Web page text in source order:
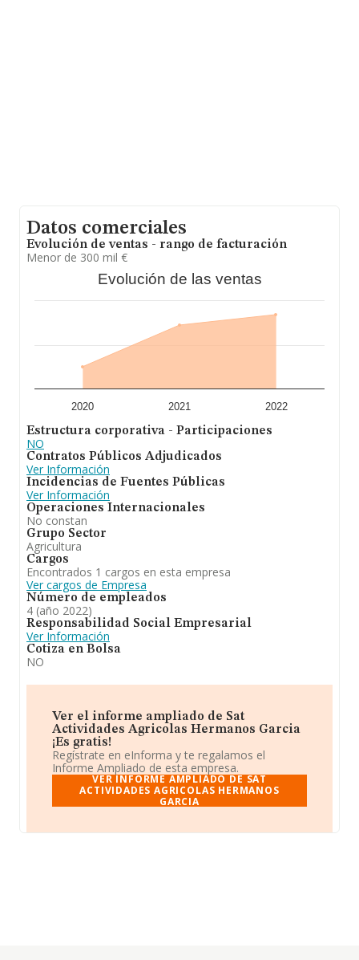
Datos comerciales
Evolución de ventas - rango de facturación
Menor de 300 mil €
Evolución de las ventas
2020 2021 2022
Estructura corporativa - Participaciones
NO
Contratos Públicos Adjudicados
Ver Información
Incidencias de Fuentes Públicas
Ver Información
Operaciones Internacionales
No constan
Grupo Sector
Agricultura
Cargos
Encontrados 1 cargos en esta empresa
Ver cargos de Empresa
Número de empleados
4 (año 2022)
Responsabilidad Social Empresarial
Ver Información
Cotiza en Bolsa
NO
Ver el informe ampliado de Sat
Actividades Agricolas Hermanos Garcia
¡Es gratis!
Regístrate en eInforma y te regalamos el
Informe Ampliado de esta empresa.
VER INFORME AMPLIADO DE SAT
ACTIVIDADES AGRICOLAS HERMANOS
GARCIA